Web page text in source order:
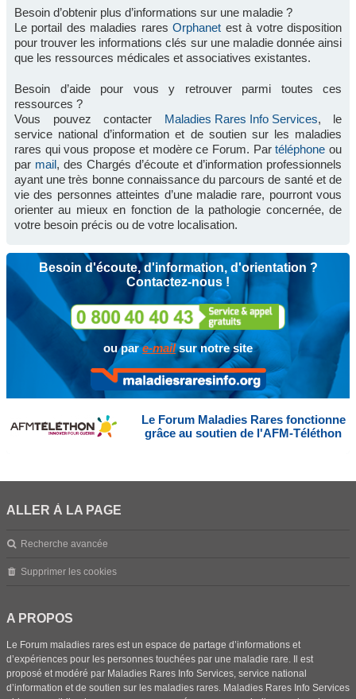
Besoin d’obtenir plus d’informations sur une maladie ?
Le portail des maladies raresOrphanet est à votre disposition
pour trouver les informations clés sur une maladie donnée ainsi
que les ressources médicales et associatives existantes.
Besoin d’aide pour vous y retrouver parmi toutes ces
ressources ?
Vous pouvez contacter Maladies Rares Info Services, le
service national d’information et de soutien sur les maladies
rares qui vous propose et modère ce Forum. Partéléphone ou
par mail, des Chargés d’écoute et d’information professionnels
ayant une très bonne connaissance du parcours de santé et de
vie des personnes atteintes d’une maladie rare, pourront vous
orienter au mieux en fonction de la pathologie concernée, de
votre besoin précis ou de votre localisation.
Besoin d'écoute, d'information, d'orientation ?
Contactez-nous !
ou pare-mailsur notre site
Le Forum Maladies Rares fonctionne
grâce au soutien de l'AFM-Téléthon
ALLER À LA PAGE
Recherche avancée
Supprimer les cookies
A PROPOS
Le Forum maladies rares est un espace de partage d’informations et
d’expériences pour les personnes touchées par une maladie rare. Il est
proposé et modéré par Maladies Rares Info Services, service national
d’information et de soutien sur les maladies rares. Maladies Rares Info Services